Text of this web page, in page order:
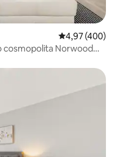
4,97 de uma
4,97 (400)
cosmopolita Norwood